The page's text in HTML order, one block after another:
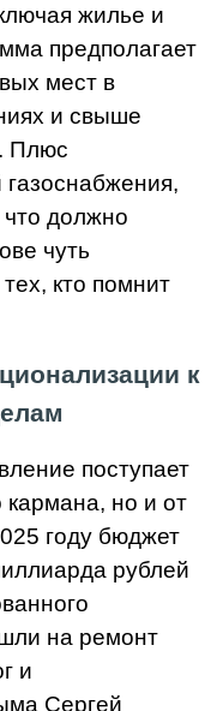
жилье и
предполагает
мест в
и свыше
Плюс
газоснабжения,
что должно
чуть
кто помнит
к
поступает
кармана, но и от
году бюджет
рублей
на ремонт
и
Сергей